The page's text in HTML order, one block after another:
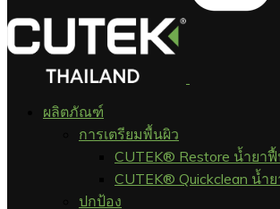
ผลิตภัณฑ์
การเตรียมพื้นผิว
CUTEK® Restore น้ำยา
CUTEK® Quickclean น้ำ
ปกป้อง